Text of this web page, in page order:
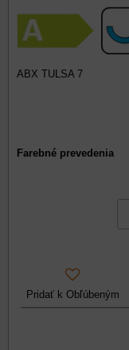
ABX TULSA 7
Farebné prevedenia
Pridať k Obľúbeným